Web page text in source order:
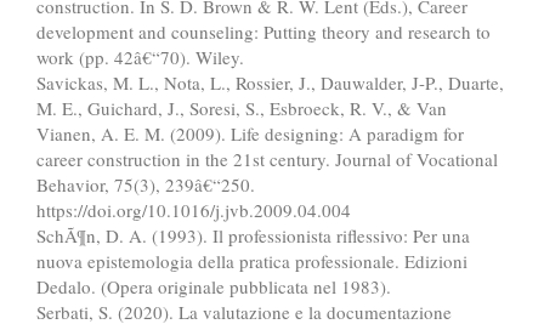
construction. In S. D. Brown & R. W. Lent (Eds.), Career
development and counseling: Putting theory and research to
work (pp. 42â€“70). Wiley.
Savickas, M. L., Nota, L., Rossier, J., Dauwalder, J-P., Duarte,
M. E., Guichard, J., Soresi, S., Esbroeck, R. V., & Van
Vianen, A. E. M. (2009). Life designing: A paradigm for
career construction in the 21st century. Journal of Vocational
Behavior, 75(3), 239â€“250.
https://doi.org/10.1016/j.jvb.2009.04.004
SchÃ¶n, D. A. (1993). Il professionista riflessivo: Per una
nuova epistemologia della pratica professionale. Edizioni
Dedalo. (Opera originale pubblicata nel 1983).
Serbati, S. (2020). La valutazione e la documentazione